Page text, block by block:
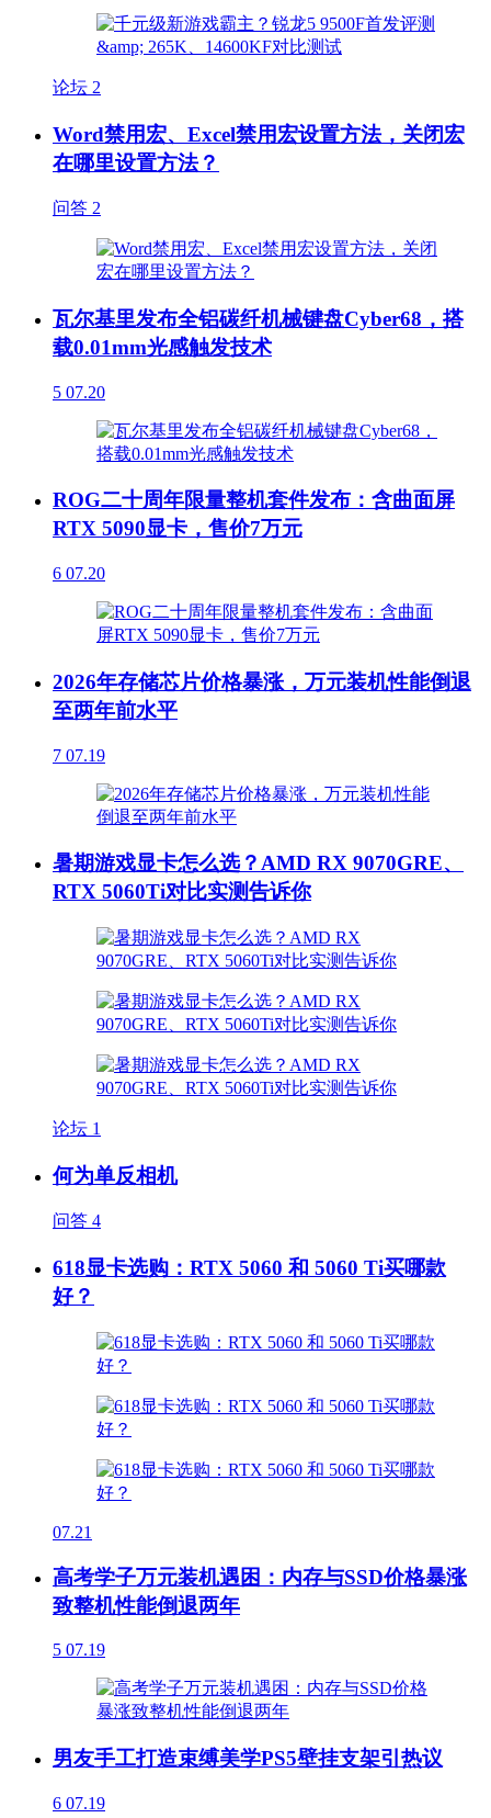
论坛 2
Word禁用宏、Excel禁用宏设置方法，关闭宏
在哪里设置方法？
问答 2
瓦尔基里发布全铝碳纤机械键盘Cyber68，搭
载0.01mm光感触发技术
5 07.20
ROG二十周年限量整机套件发布：含曲面屏
RTX 5090显卡，售价7万元
6 07.20
2026年存储芯片价格暴涨，万元装机性能倒退
至两年前水平
7 07.19
暑期游戏显卡怎么选？AMD RX 9070GRE、
RTX 5060Ti对比实测告诉你
论坛 1
何为单反相机
问答 4
618显卡选购：RTX 5060 和 5060 Ti买哪款
好？
07.21
高考学子万元装机遇困：内存与SSD价格暴涨
致整机性能倒退两年
5 07.19
男友手工打造束缚美学PS5壁挂支架引热议
6 07.19